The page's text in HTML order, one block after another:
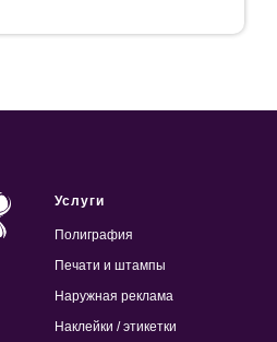
Услуги
Полиграфия
Печати и штампы
Наружная реклама
Наклейки / этикетки